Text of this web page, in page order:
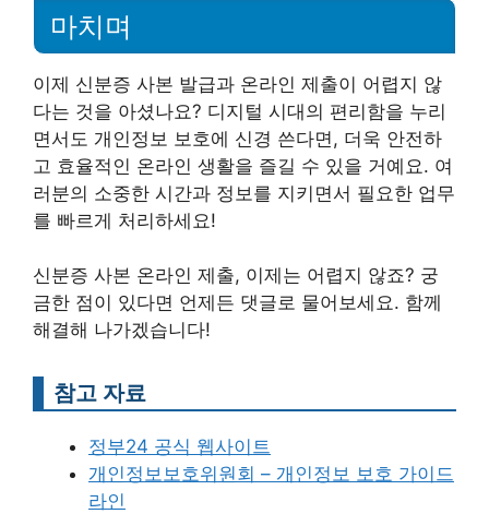
마치며
이제 신분증 사본 발급과 온라인 제출이 어렵지 않
다는 것을 아셨나요? 디지털 시대의 편리함을 누리
면서도 개인정보 보호에 신경 쓴다면, 더욱 안전하
고 효율적인 온라인 생활을 즐길 수 있을 거예요. 여
러분의 소중한 시간과 정보를 지키면서 필요한 업무
를 빠르게 처리하세요!
신분증 사본 온라인 제출, 이제는 어렵지 않죠? 궁
금한 점이 있다면 언제든 댓글로 물어보세요. 함께
해결해 나가겠습니다!
참고 자료
정부24 공식 웹사이트
개인정보보호위원회 – 개인정보 보호 가이드
라인